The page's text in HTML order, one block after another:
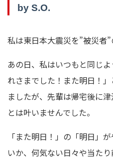
by S.O.
私は東日本大震災を”被災者”
あの日、私はいつもと同じ
れさまでした！また明日！
ましたが、先輩は帰宅後に
とは叶いませんでした。
「また明日！」の「明日」
いか、何気ない日々や当た